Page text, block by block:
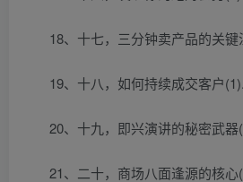
18、十七，三分钟卖产品的关
19、十八，如何持续成交客户
20、十九，即兴演讲的秘密武器
21、二十，商场八面逢源的核心